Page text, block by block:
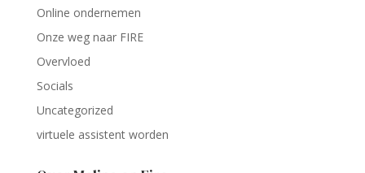
Online ondernemen
Onze weg naar FIRE
Overvloed
Socials
Uncategorized
virtuele assistent worden